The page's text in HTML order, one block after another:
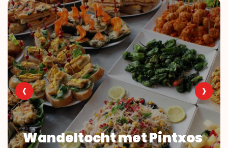
Wandeltocht met Pintxos
‹ ›